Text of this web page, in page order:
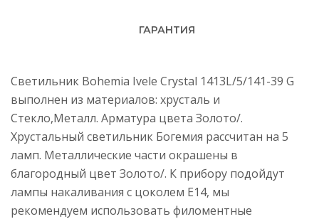
ГАРАНТИЯ
Светильник Bohemia Ivele Crystal 1413L/5/141-39 G
выполнен из материалов: хрусталь и
Стекло,Металл. Арматура цвета Золото/.
Хрустальный светильник Богемия рассчитан на 5
ламп. Металлические части окрашены в
благородный цвет Золото/. К прибору подойдут
лампы накаливания с цоколем E14, мы
рекомендуем использовать филоментные